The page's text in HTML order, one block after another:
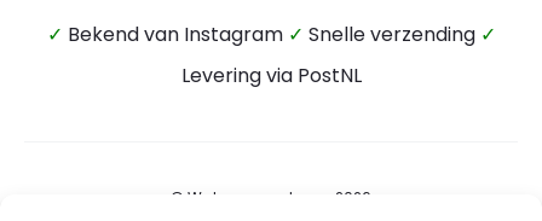
✓ Bekend van Instagram ✓ Snelle verzending ✓
Levering via PostNL
© Wateensound.com 2026